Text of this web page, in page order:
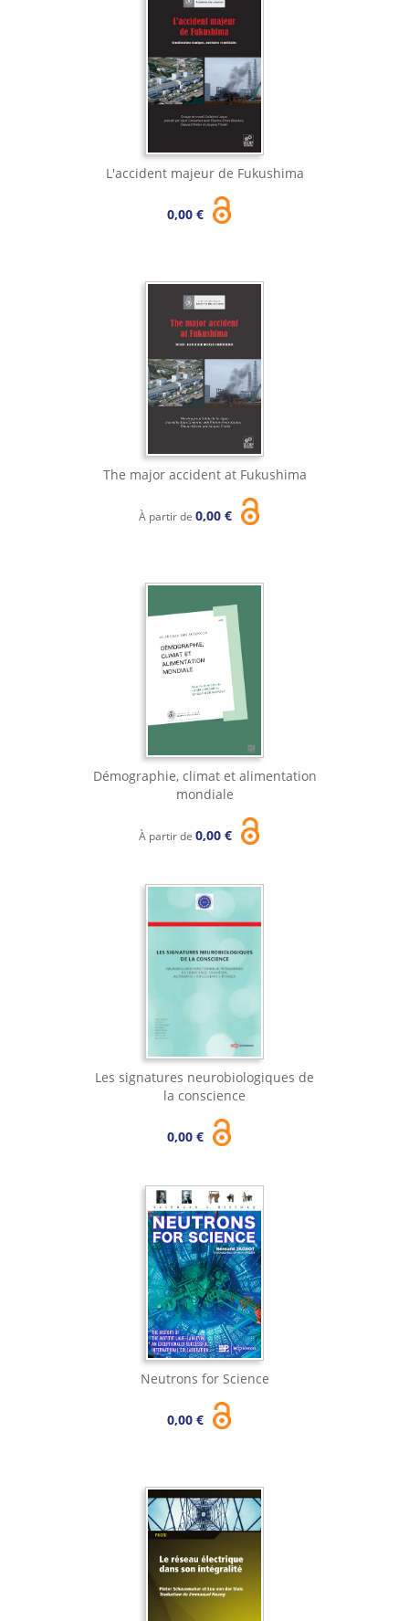
L'accident majeur de Fukushima
0,00 €
The major accident at Fukushima
À partir de 0,00 €
Démographie, climat et alimentation
mondiale
À partir de 0,00 €
Les signatures neurobiologiques de
la conscience
0,00 €
Neutrons for Science
0,00 €